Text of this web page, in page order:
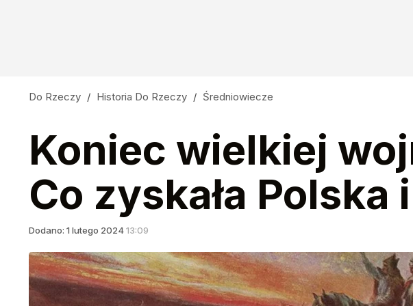
Do Rzeczy / Historia Do Rzeczy / Średniowiecze
Koniec wielkiej
Co zyskała Polska
Dodano: 1 lutego 202413:09